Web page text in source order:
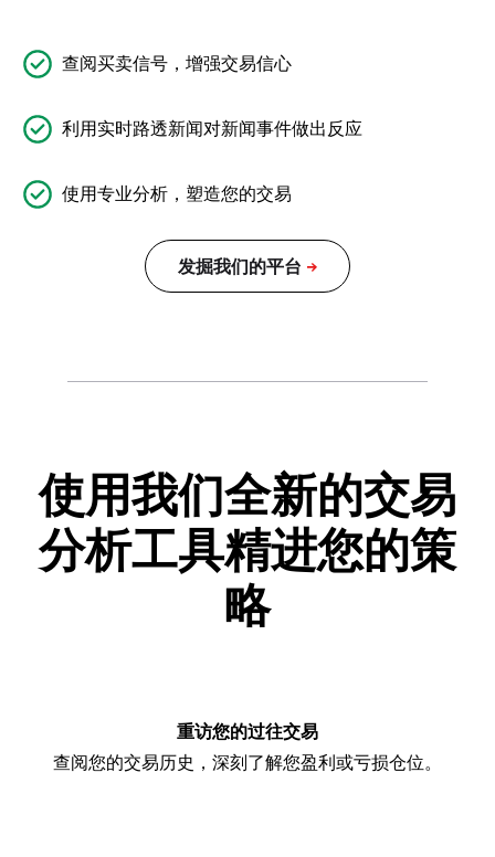
查阅买卖信号，增强交易信心
利用实时路透新闻对新闻事件做出反应
使用专业分析，塑造您的交易
使用我们全新的交易
分析工具精进您的策
略
重访您的过往交易
查阅您的交易历史，深刻了解您盈利或亏损仓位。